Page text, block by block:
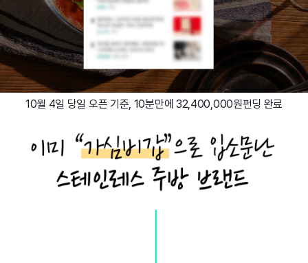
10월 4일 당일 오픈 기준, 10분만에 32,400,000원펀딩 완료